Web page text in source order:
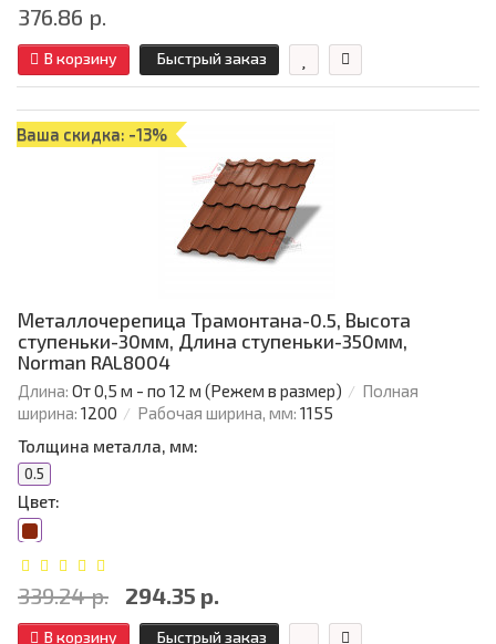
376.86 р.
В корзину Быстрый заказ
Ваша скидка: -13%
Металлочерепица Трамонтана-0.5, Высота
ступеньки-30мм, Длина ступеньки-350мм,
Norman RAL8004
Длина: От 0,5 м - по 12 м (Режем в размер)
Полная
ширина: 1200 Рабочая ширина, мм: 1155
Толщина металла, мм:
0.5
Цвет:
339.24 р. 294.35 р.
В корзину Быстрый заказ